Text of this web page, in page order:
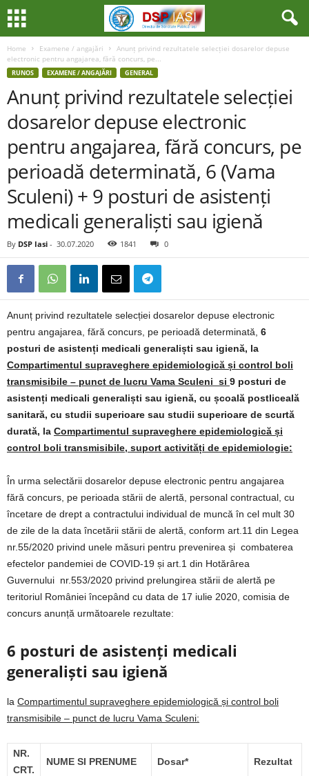
Home Examene / angajări
Anunț privind rezultatele selecției dosarelor depuse
electronic pentru angajarea, fără concurs, pe...
RUNOS EXAMENE / ANGAJĂRI GENERAL
Anunț privind rezultatele selecției
dosarelor depuse electronic
pentru angajarea, fără concurs, pe
perioadă determinată, 6 (Vama
Sculeni) + 9 posturi de asistenți
medicali generaliști sau igienă
By DSP Iasi - 30.07.2020 1841 0
Anunț privind rezultatele selecției dosarelor depuse electronic
pentru angajarea, fără concurs, pe perioadă determinată, 6
posturi de asistenți medicali generaliști sau igienă, la
Compartimentul supraveghere epidemiologică și control boli
transmisibile – punct de lucru Vama Sculeni si 9 posturi de
asistenți medicali generaliști sau igienă, cu școală postliceală
sanitară, cu studii superioare sau studii superioare de scurtă
durată, la Compartimentul supraveghere epidemiologică și
control boli transmisibile, suport activități de epidemiologie:
În urma selectării dosarelor depuse electronic pentru angajarea
fără concurs, pe perioada stării de alertă, personal contractual, cu
încetare de drept a contractului individual de muncă în cel mult 30
de zile de la data încetării stării de alertă, conform art.11 din Legea
nr.55/2020 privind unele măsuri pentru prevenirea și combaterea
efectelor pandemiei de COVID-19 și art.1 din Hotărârea
Guvernului nr.553/2020 privind prelungirea stării de alertă pe
teritoriul României începând cu data de 17 iulie 2020, comisia de
concurs anunță următoarele rezultate:
6 posturi de asistenți medicali
generaliști sau igienă
la Compartimentul supraveghere epidemiologică și control boli
transmisibile – punct de lucru Vama Sculeni:
NR.
CRT.
NUME SI PRENUME Dosar* Rezultat